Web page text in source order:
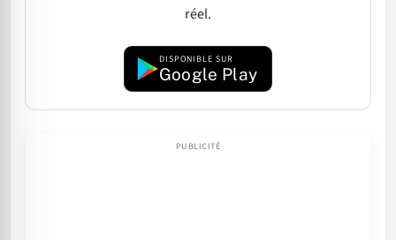
réel.
DISPONIBLE SUR
Google Play